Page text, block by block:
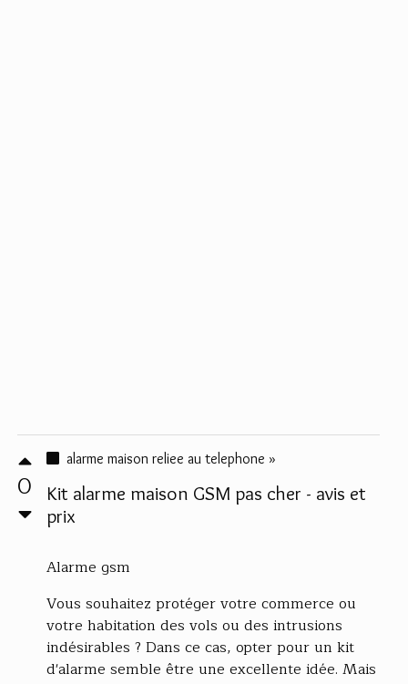
0
alarme maison reliee au telephone »
Kit alarme maison GSM pas cher - avis et
prix
Alarme gsm
Vous souhaitez protéger votre commerce ou
votre habitation des vols ou des intrusions
indésirables ? Dans ce cas, opter pour un kit
d'alarme semble être une excellente idée. Mais